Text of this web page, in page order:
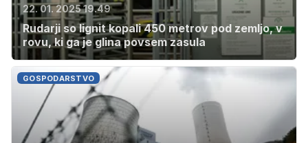
22. 01. 2025 19.49
Rudarji so lignit kopali 450 metrov pod zemljo, v
rovu, ki ga je glina povsem zasula
GOSPODARSTVO